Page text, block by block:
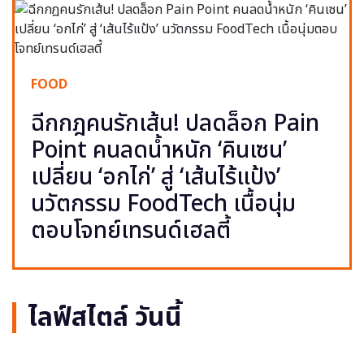
FOOD
ฉีกกฎคนรักเส้น! ปลดล็อก Pain
Point คนลดน้ำหนัก ‘คินเซน’
เปลี่ยน ‘อกไก่’ สู่ ‘เส้นไร้แป้ง’
นวัตกรรม FoodTech เนื้อนุ่ม
ตอบโจทย์เทรนด์เฮลตี้
ไลฟ์สไตล์ วันนี้